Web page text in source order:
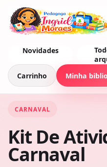
Novidades
Carrinho Minha
CARNAVAL
Kit De
Carnaval